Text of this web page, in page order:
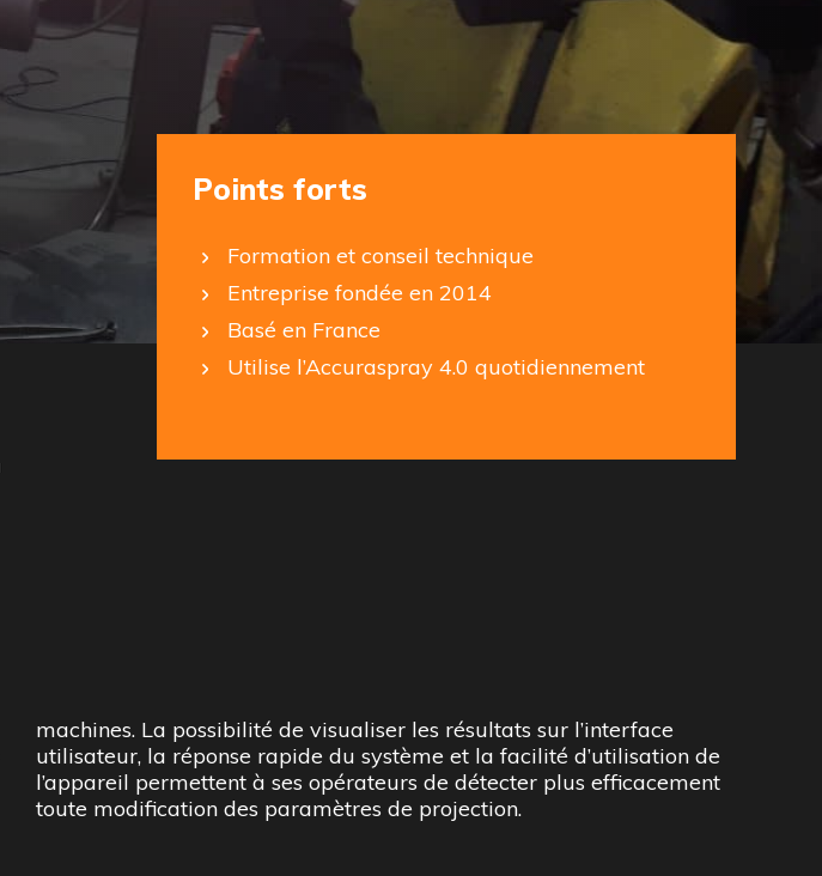
Points forts
Formation et conseil technique
Entreprise fondée en 2014
Basé en France
Utilise l’Accuraspray 4.0 quotidiennement
toute modification des paramètres de projection.